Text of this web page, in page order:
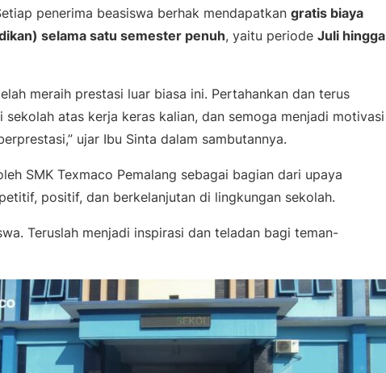
penerima beasiswa berhak mendapatkan gratis biaya
selama satu semester penuh, yaitu periode Juli hingga
meraih prestasi luar biasa ini. Pertahankan dan terus
atas kerja keras kalian, dan semoga menjadi motivasi
ujar Ibu Sinta dalam sambutannya.
SMK Texmaco Pemalang sebagai bagian dari upaya
positif, dan berkelanjutan di lingkungan sekolah.
Teruslah menjadi inspirasi dan teladan bagi teman-